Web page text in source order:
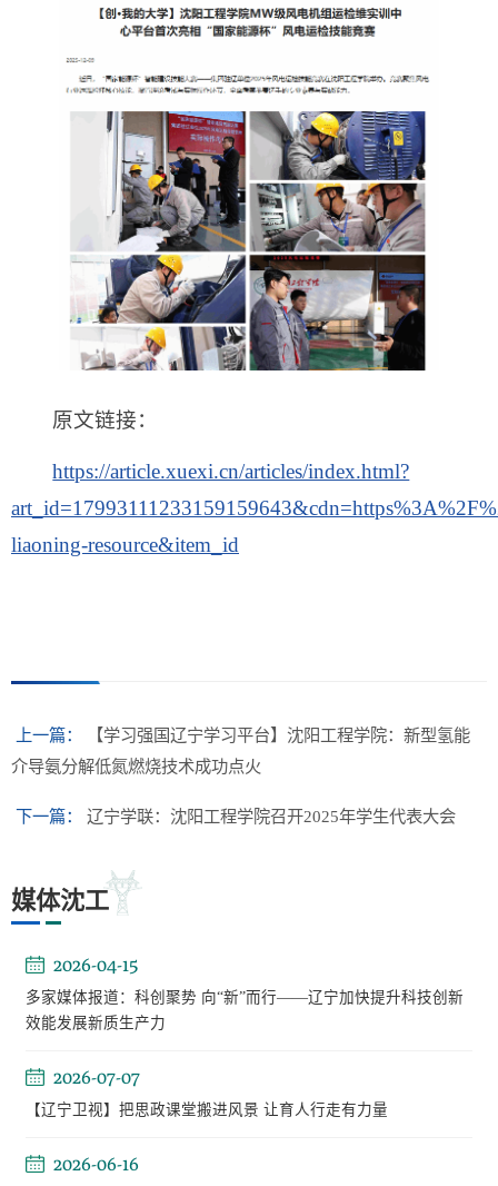
原文链接：
https://article.xuexi.cn/articles/index.html?
liaoning-resource&item_id
上一篇：
【学习强国辽宁学习平台】沈阳工程学院：新型氢能
介导氨分解低氮燃烧技术成功点火
下一篇： 辽宁学联：沈阳工程学院召开2025年学生代表大会
媒体沈工
2026-04-15
多家媒体报道：科创聚势 向“新”而行——辽宁加快提升科技创新
效能发展新质生产力
2026-07-07
【辽宁卫视】把思政课堂搬进风景 让育人行走有力量
2026-06-16